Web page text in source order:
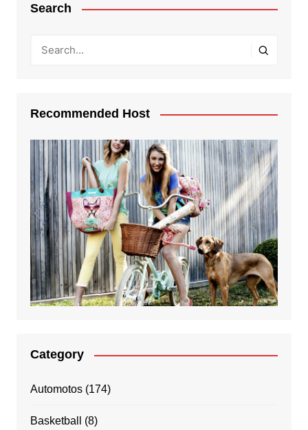
Search
Recommended Host
Category
Automotos(174)
Basketball (8)